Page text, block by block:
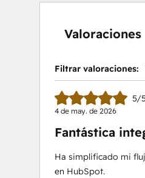
Valoraciones
Filtrar valoraciones:
5/5
4 de may. de 2026
Fantástica
Ha simplificado mi
en HubSpot.